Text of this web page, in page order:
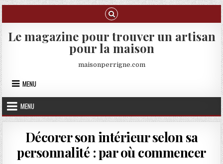
Skip to content
Le magazine pour trouver un artisan
pour la maison
maisonperrigne.com
MENU
MENU
Décorer son intérieur selon sa
personnalité : par où commencer